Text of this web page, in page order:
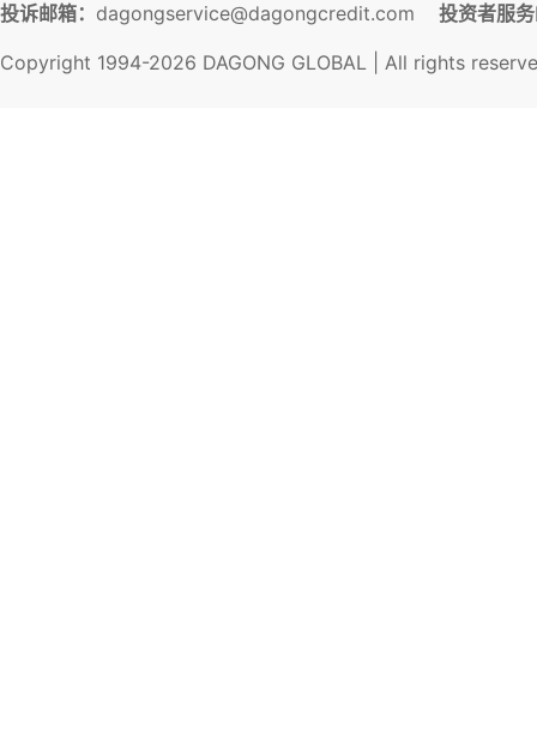
投诉邮箱： dagongservice@dagongcredit.com 投资者服
Copyright 1994-2026 DAGONG GLOBAL | All rights